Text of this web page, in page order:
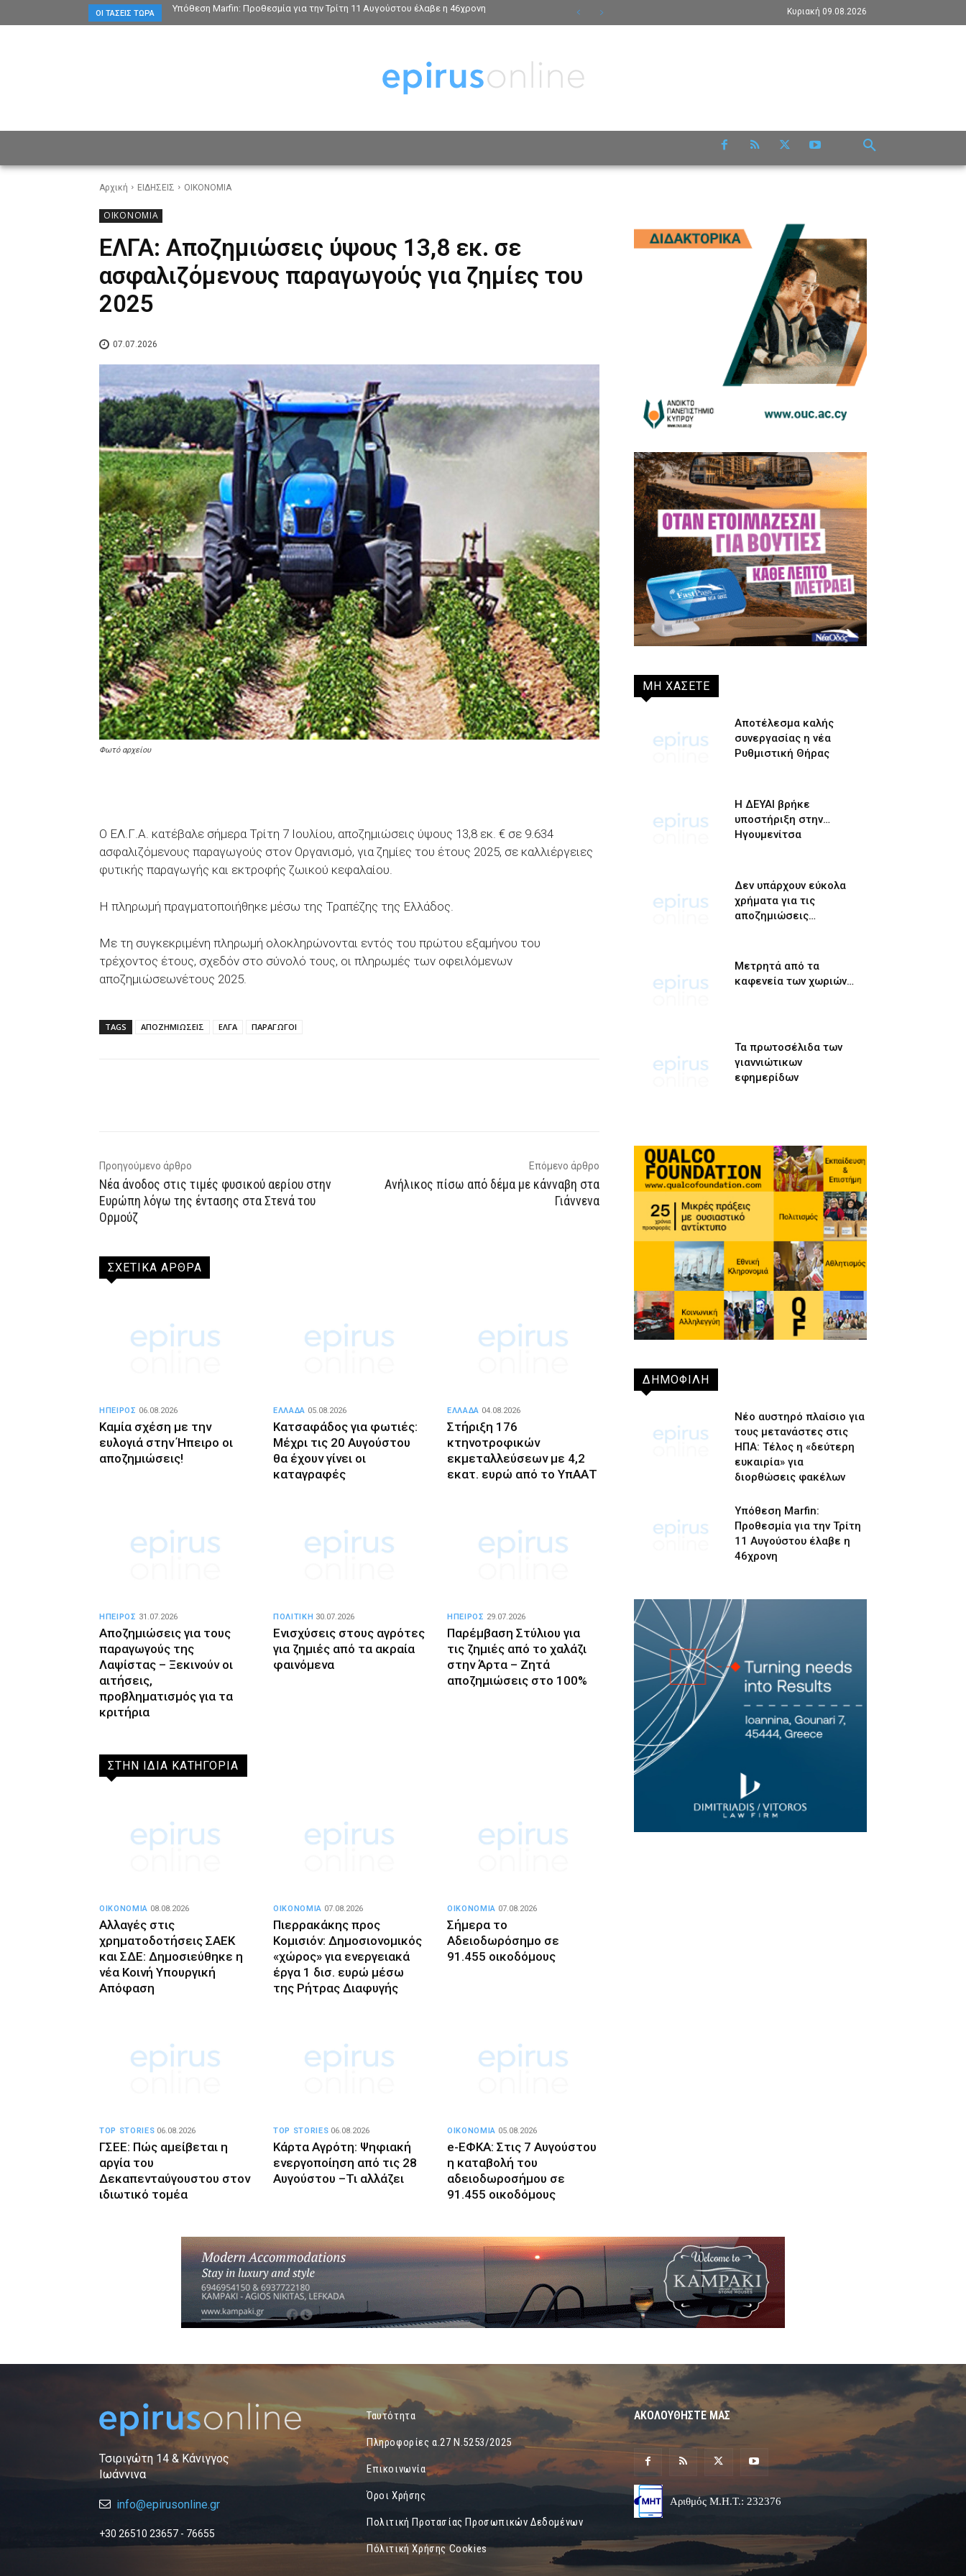
ΟΙ ΤΆΣΕΙΣ ΤΏΡΑ Υπόθεση Marfin: Προθεσμία για την Τρίτη 11 Αυγούστου έλαβε η 46χρονη Κυριακή 09.08.2026
Αρχική ΕΙΔΗΣΕΙΣ ΟΙΚΟΝΟΜΙΑ
ΟΙΚΟΝΟΜΙΑ
ΕΛΓΑ: Αποζημιώσεις ύψους 13,8 εκ. σε
ασφαλιζόμενους παραγωγούς για ζημίες του
2025
07.07.2026
Φωτό αρχείου
Ο ΕΛ.Γ.Α. κατέβαλε σήμερα Τρίτη 7 Ιουλίου, αποζημιώσεις ύψους 13,8 εκ. € σε 9.634
ασφαλιζόμενους παραγωγούς στον Οργανισμό, για ζημίες του έτους 2025, σε καλλιέργειες
φυτικής παραγωγής και εκτροφής ζωικού κεφαλαίου.
Η πληρωμή πραγματοποιήθηκε μέσω της Τραπέζης της Ελλάδος.
Mε τη συγκεκριμένη πληρωμή ολοκληρώνονται εντός του πρώτου εξαμήνου του
τρέχοντος έτους, σχεδόν στο σύνολό τους, οι πληρωμές των οφειλόμενων
αποζημιώσεωνέτους 2025.
TAGS ΑΠΟΖΗΜΙΩΣΕΙΣ ΕΛΓΑ ΠΑΡΑΓΩΓΟΙ
Προηγούμενο άρθρο
Νέα άνοδος στις τιμές φυσικού αερίου στην
Ευρώπη λόγω της έντασης στα Στενά του
Ορμούζ
Επόμενο άρθρο
Ανήλικος πίσω από δέμα με κάνναβη στα
Γιάννενα
ΣΧΕΤΙΚΑ ΑΡΘΡΑ
Καμία σχέση με την
ευλογιά στην Ήπειρο οι
αποζημιώσεις!
ΗΠΕΙΡΟΣ 06.08.2026
Κατσαφάδος για φωτιές:
Μέχρι τις 20 Αυγούστου
θα έχουν γίνει οι
καταγραφές
ΕΛΛΑΔΑ 05.08.2026
Στήριξη 176
κτηνοτροφικών
εκμεταλλεύσεων με 4,2
εκατ. ευρώ από το ΥπΑΑΤ
ΕΛΛΑΔΑ 04.08.2026
Αποζημιώσεις για τους
παραγωγούς της
Λαψίστας – Ξεκινούν οι
αιτήσεις,
προβληματισμός για τα
κριτήρια
ΗΠΕΙΡΟΣ 31.07.2026
Ενισχύσεις στους αγρότες
για ζημιές από τα ακραία
φαινόμενα
ΠΟΛΙΤΙΚΗ 30.07.2026
Παρέμβαση Στύλιου για
τις ζημιές από το χαλάζι
στην Άρτα – Ζητά
αποζημιώσεις στο 100%
ΗΠΕΙΡΟΣ 29.07.2026
ΣΤΗΝ ΙΔΙΑ ΚΑΤΗΓΟΡΙΑ
Αλλαγές στις
χρηματοδοτήσεις ΣΑΕΚ
και ΣΔΕ: Δημοσιεύθηκε η
νέα Κοινή Υπουργική
Απόφαση
ΟΙΚΟΝΟΜΙΑ 08.08.2026
Πιερρακάκης προς
Κομισιόν: Δημοσιονομικός
«χώρος» για ενεργειακά
έργα 1 δισ. ευρώ μέσω
της Ρήτρας Διαφυγής
ΟΙΚΟΝΟΜΙΑ 07.08.2026
Σήμερα το
Αδειοδωρόσημο σε
91.455 οικοδόμους
ΟΙΚΟΝΟΜΙΑ 07.08.2026
ΓΣΕΕ: Πώς αμείβεται η
αργία του
Δεκαπενταύγουστου στον
ιδιωτικό τομέα
TOP STORIES 06.08.2026
Κάρτα Αγρότη: Ψηφιακή
ενεργοποίηση από τις 28
Αυγούστου –Τι αλλάζει
TOP STORIES 06.08.2026
e-ΕΦΚΑ: Στις 7 Αυγούστου
η καταβολή του
αδειοδωροσήμου σε
91.455 οικοδόμους
ΟΙΚΟΝΟΜΙΑ 05.08.2026
ΜΗ ΧΑΣΕΤΕ
Αποτέλεσμα καλής
συνεργασίας η νέα
Ρυθμιστική Θήρας
Η ΔΕΥΑΙ βρήκε
υποστήριξη στην…
Ηγουμενίτσα
Δεν υπάρχουν εύκολα
χρήματα για τις
αποζημιώσεις…
Μετρητά από τα
καφενεία των χωριών…
Τα πρωτοσέλιδα των
γιαννιώτικων
εφημερίδων
ΔΗΜΟΦΙΛΗ
Νέο αυστηρό πλαίσιο για
τους μετανάστες στις
ΗΠΑ: Τέλος η «δεύτερη
ευκαιρία» για
διορθώσεις φακέλων
Υπόθεση Marfin:
Προθεσμία για την Τρίτη
11 Αυγούστου έλαβε η
46χρονη
Τσιριγώτη 14 & Κάνιγγος
Ιωάννινα
info@epirusonline.gr
+30 26510 23657 - 76655
Ταυτότητα
Πληροφορίες α.27 Ν.5253/2025
Επικοινωνία
Όροι Χρήσης
Πολιτική Προτασίας Προσωπικών Δεδομένων
Πόλιτική Χρήσης Cookies
ΑΚΟΛΟΥΘΗΣΤΕ ΜΑΣ
Αριθμός Μ.Η.Τ.: 232376